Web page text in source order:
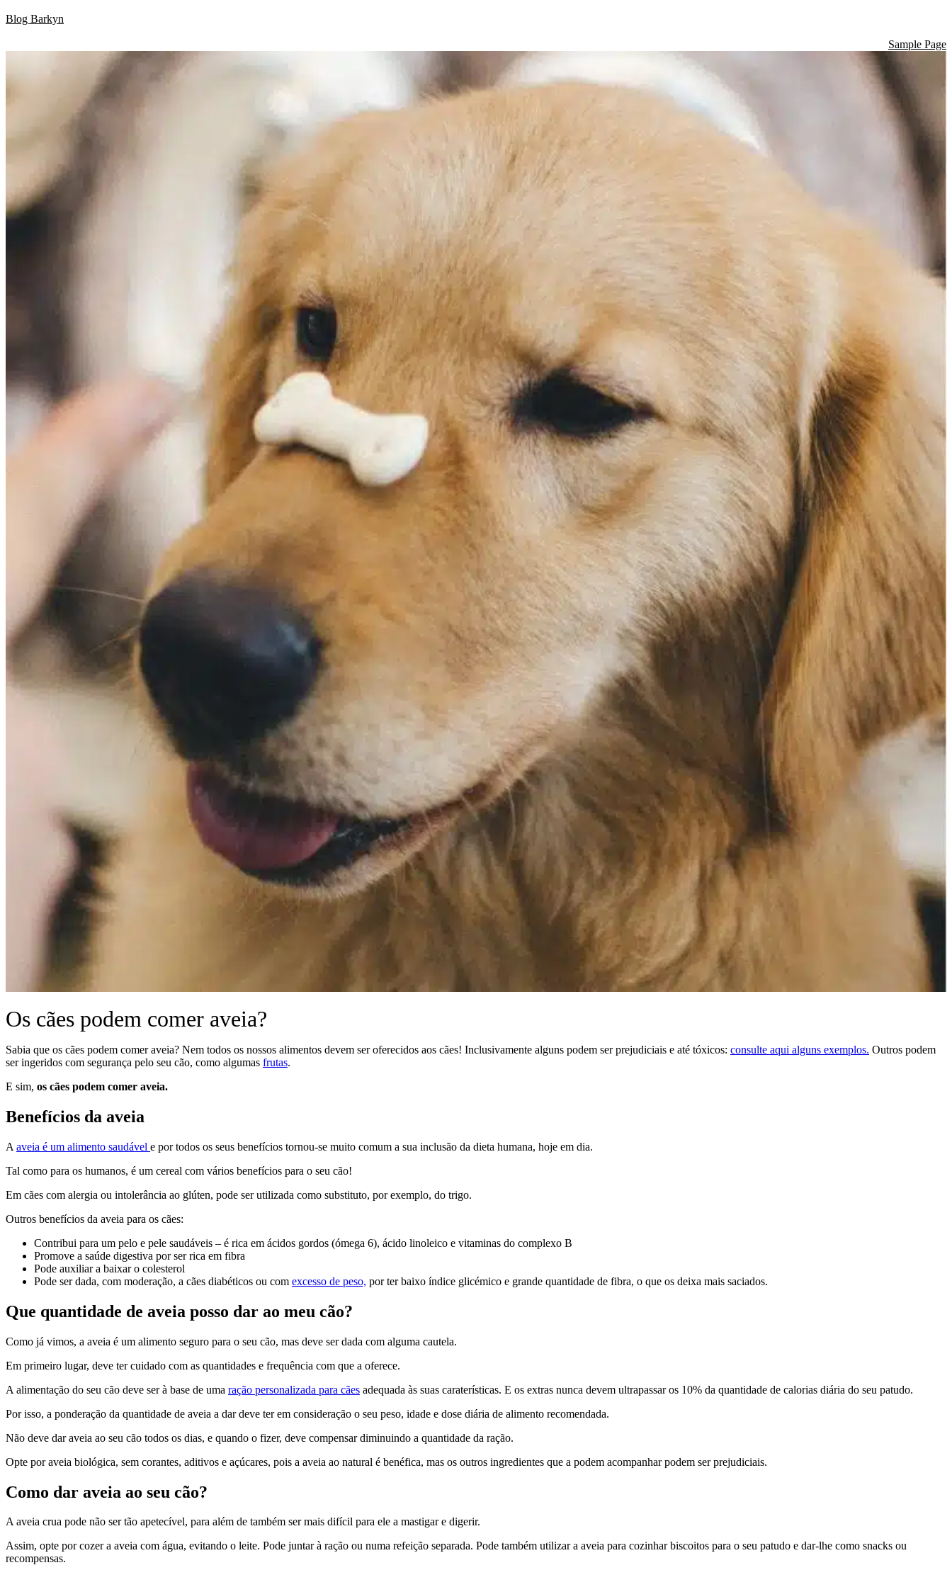
Skip
Blog Barkyn
Sample Page
Os cães podem comer aveia?
Sabia que os cães podem comer aveia? Nem todos os nossos alimentos devem ser oferecidos aos cães! Inclusivamente alguns podem ser prejudiciais e até tóxicos: consulte aqui alguns exemplos. Outros podem
ser ingeridos com segurança pelo seu cão, como algumas frutas.
E sim, os cães podem comer aveia.
Benefícios da aveia
A aveia é um alimento saudável e por todos os seus benefícios tornou-se muito comum a sua inclusão da dieta humana, hoje em dia.
Tal como para os humanos, é um cereal com vários benefícios para o seu cão!
Em cães com alergia ou intolerância ao glúten, pode ser utilizada como substituto, por exemplo, do trigo.
Outros benefícios da aveia para os cães:
Contribui para um pelo e pele saudáveis – é rica em ácidos gordos (ómega 6), ácido linoleico e vitaminas do complexo B
Promove a saúde digestiva por ser rica em fibra
Pode auxiliar a baixar o colesterol
Pode ser dada, com moderação, a cães diabéticos ou com excesso de peso, por ter baixo índice glicémico e grande quantidade de fibra, o que os deixa mais saciados.
Que quantidade de aveia posso dar ao meu cão?
Como já vimos, a aveia é um alimento seguro para o seu cão, mas deve ser dada com alguma cautela.
Em primeiro lugar, deve ter cuidado com as quantidades e frequência com que a oferece.
A alimentação do seu cão deve ser à base de uma ração personalizada para cães adequada às suas caraterísticas. E os extras nunca devem ultrapassar os 10% da quantidade de calorias diária do seu patudo.
Por isso, a ponderação da quantidade de aveia a dar deve ter em consideração o seu peso, idade e dose diária de alimento recomendada.
Não deve dar aveia ao seu cão todos os dias, e quando o fizer, deve compensar diminuindo a quantidade da ração.
Opte por aveia biológica, sem corantes, aditivos e açúcares, pois a aveia ao natural é benéfica, mas os outros ingredientes que a podem acompanhar podem ser prejudiciais.
Como dar aveia ao seu cão?
A aveia crua pode não ser tão apetecível, para além de também ser mais difícil para ele a mastigar e digerir.
Assim, opte por cozer a aveia com água, evitando o leite. Pode juntar à ração ou numa refeição separada. Pode também utilizar a aveia para cozinhar biscoitos para o seu patudo e dar-lhe como snacks ou
recompensas.